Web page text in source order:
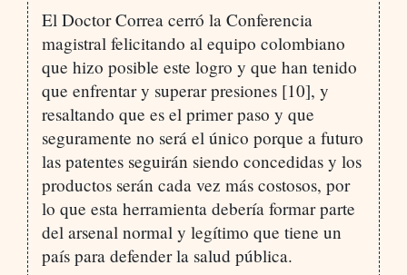
El Doctor Correa cerró la Conferencia
magistral felicitando al equipo colombiano
que hizo posible este logro y que han tenido
que enfrentar y superar presiones [10], y
resaltando que es el primer paso y que
seguramente no será el único porque a futuro
las patentes seguirán siendo concedidas y los
productos serán cada vez más costosos, por
lo que esta herramienta debería formar parte
del arsenal normal y legítimo que tiene un
país para defender la salud pública.